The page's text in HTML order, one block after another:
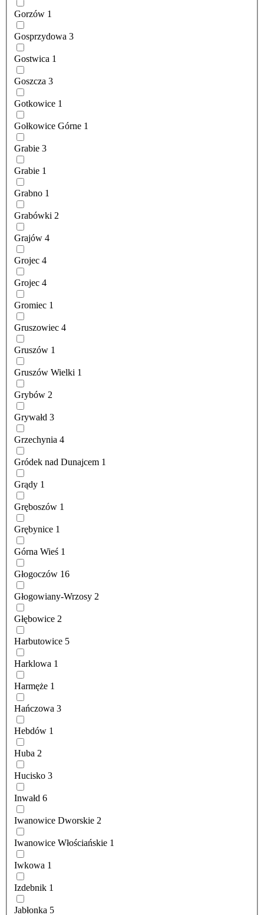
Gorzów 1
Gosprzydowa 3
Gostwica 1
Goszcza 3
Gotkowice 1
Gołkowice Górne 1
Grabie 3
Grabie 1
Grabno 1
Grabówki 2
Grajów 4
Grojec 4
Grojec 4
Gromiec 1
Gruszowiec 4
Gruszów 1
Gruszów Wielki 1
Grybów 2
Grywałd 3
Grzechynia 4
Gródek nad Dunajcem 1
Grądy 1
Gręboszów 1
Grębynice 1
Górna Wieś 1
Głogoczów 16
Głogowiany-Wrzosy 2
Głębowice 2
Harbutowice 5
Harklowa 1
Harmęże 1
Hańczowa 3
Hebdów 1
Huba 2
Hucisko 3
Inwałd 6
Iwanowice Dworskie 2
Iwanowice Włościańskie 1
Iwkowa 1
Izdebnik 1
Jabłonka 5